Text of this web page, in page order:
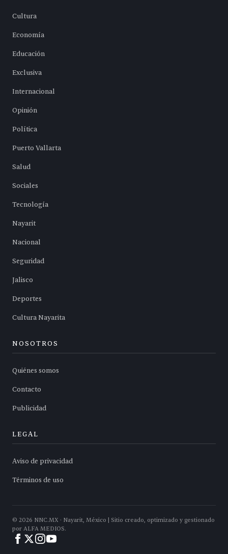
Cultura
Economía
Educación
Exclusiva
Internacional
Opinión
Política
Puerto Vallarta
Salud
Sociales
Tecnología
Nayarit
Nacional
Seguridad
Jalisco
Deportes
Cultura Nayarita
NOSOTROS
Quiénes somos
Contacto
Publicidad
LEGAL
Aviso de privacidad
Términos de uso
© 2026 NNC.MX · Nayarit, México | Sitio creado, optimizado y gestionado
por ALFA MEDIOS.